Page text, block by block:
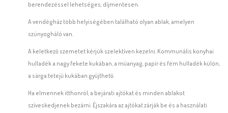
berendezéssel lehetséges, díjmentesen.
A vendégház több helyiségében található olyan ablak, amelyen
szúnyogháló van.
A keletkező szemetet kérjük szelektíven kezelni. Kommunális konyhai
hulladék a nagy fekete kukában, a műanyag, papír és fém hulladék külön,
a sárga tetejű kukában gyűjthető.
Ha elmennek itthonról, a bejárati ajtókat és minden ablakot
szíveskedjenek bezárni. Éjszakára az ajtókat zárják be és a használati